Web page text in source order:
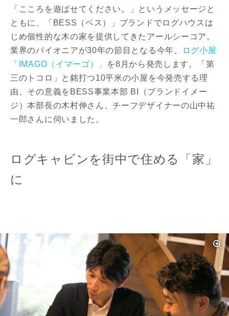
「こころを遊ばせてください。」というメッセージと
ともに、「BESS（ベス）」ブランドでログハウスは
じめ個性的な木の家を提供してきたアールシーコア。
業界のパイオニアが30年の節目となる今年、
ログ小屋
「IMAGO（イマーゴ）」
を8月から発売します。「第
三のトコロ」と銘打つ10平米の小屋を今発売する理
由、その意義をBESS事業本部 BI（ブランドイメー
ジ）本部長の木村伸さん、チーフデザイナーの山中祐
一郎さんに伺いました。
ログキャビンを街中で住める「家」
に